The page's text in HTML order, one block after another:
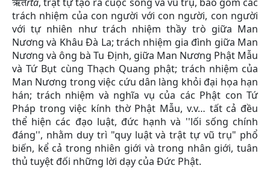
trách nhiệm của con người với con người, con người
với tự nhiên như trách nhiệm thầy trò giữa Man
Nương và Khâu Đà La; trách nhiệm gia đình giữa Man
Nương và ông bà Tu Định, giữa Man Nương Phật Mẫu
và Tứ Bụt cùng Thạch Quang phật; trách nhiệm của
Man Nương trong việc cứu dân làng khỏi đại họa hạn
hán; trách nhiệm và nghĩa vụ của các Phật con Tứ
Pháp trong việc kính thờ Phật Mẫu, v.v… tất cả đều
thể hiện các đạo luật, đức hạnh và ''lối sống chính
đáng'', nhằm duy trì "quy luật và trật tự vũ trụ" phổ
biến, kể cả trong nhiên giới và trong nhân giới, tuân
thủ tuyệt đối những lời dạy của Đức Phật.